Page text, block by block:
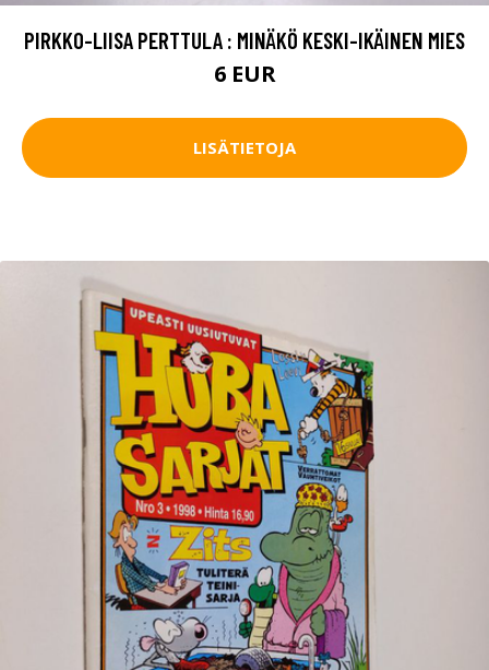
PIRKKO-LIISA PERTTULA : MINÄKÖ KESKI-IKÄINEN MIES
6 EUR
LISÄTIETOJA